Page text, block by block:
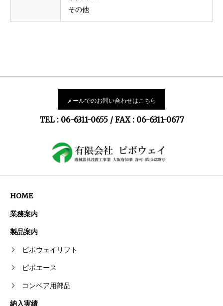
その他
メールでのお問い合わせはこちら
TEL : 06-6311-0655 / FAX : 06-6311-0677
HOME
業務案内
製品案内
ピボウェイリフト
ピボエース
コンベア用部品
納入実績